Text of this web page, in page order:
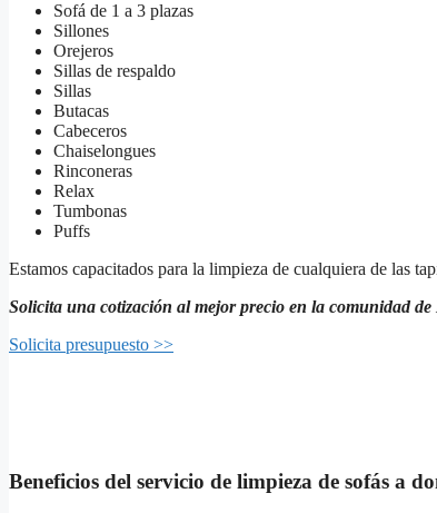
Sofá de 1 a 3 plazas
Sillones
Orejeros
Sillas de respaldo
Sillas
Butacas
Cabeceros
Chaiselongues
Rinconeras
Relax
Tumbonas
Puffs
Estamos capacitados para la limpieza de cualquiera de las
Solicita una cotización al mejor precio en la comunidad
Solicita presupuesto >>
Beneficios del servicio de limpieza de sofás a